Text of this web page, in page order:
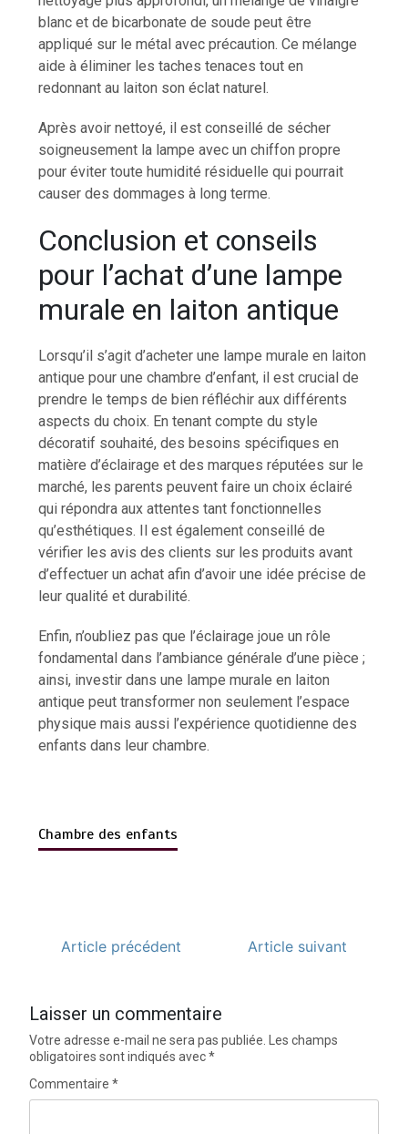
blanc et de bicarbonate de soude peut être
appliqué sur le métal avec précaution. Ce mélange
aide à éliminer les taches tenaces tout en
redonnant au laiton son éclat naturel.
Après avoir nettoyé, il est conseillé de sécher
soigneusement la lampe avec un chiffon propre
pour éviter toute humidité résiduelle qui pourrait
causer des dommages à long terme.
Conclusion et conseils
pour l’achat d’une lampe
murale en laiton antique
Lorsqu’il s’agit d’acheter une lampe murale en laiton
antique pour une chambre d’enfant, il est crucial de
prendre le temps de bien réfléchir aux différents
aspects du choix. En tenant compte du style
décoratif souhaité, des besoins spécifiques en
matière d’éclairage et des marques réputées sur le
marché, les parents peuvent faire un choix éclairé
qui répondra aux attentes tant fonctionnelles
qu’esthétiques. Il est également conseillé de
vérifier les avis des clients sur les produits avant
d’effectuer un achat afin d’avoir une idée précise de
leur qualité et durabilité.
Enfin, n’oubliez pas que l’éclairage joue un rôle
fondamental dans l’ambiance générale d’une pièce ;
ainsi, investir dans une lampe murale en laiton
antique peut transformer non seulement l’espace
physique mais aussi l’expérience quotidienne des
enfants dans leur chambre.
Chambre des enfants
Article précédent Article suivant
Laisser un commentaire
Votre adresse e-mail ne sera pas publiée. Les champs
obligatoires sont indiqués avec*
Commentaire*